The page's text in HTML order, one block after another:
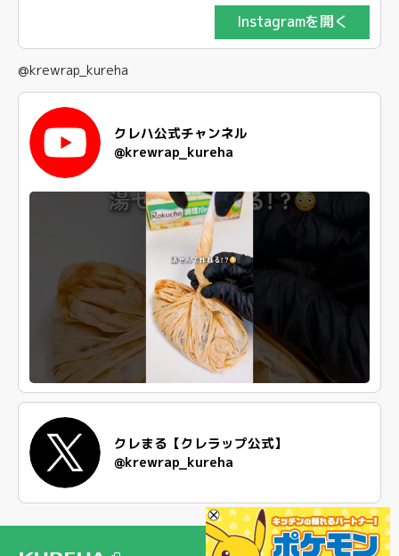
Instagramを開く
@krewrap_kureha
クレハ公式チャンネル
@krewrap_kureha
クレまる【クレラップ公式】
@krewrap_kureha